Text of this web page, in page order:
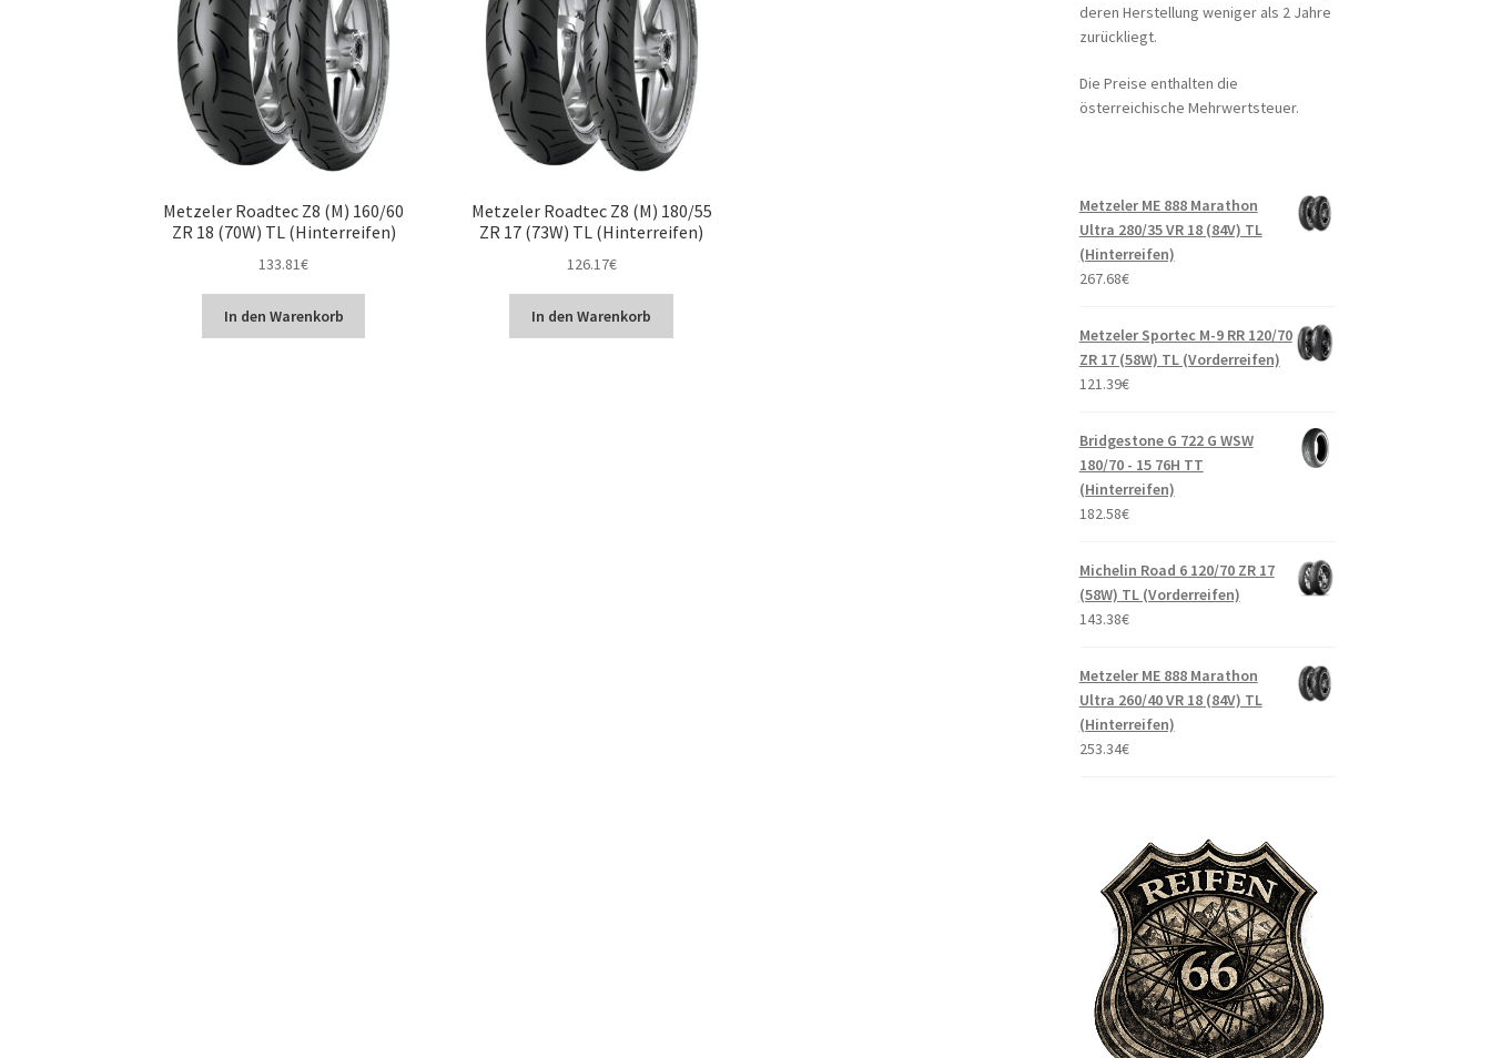
Metzeler Roadtec Z8 (M) 160/60
ZR 18 (70W) TL (Hinterreifen)
133.81€
In den Warenkorb
Metzeler Roadtec Z8 (M) 180/55
ZR 17 (73W) TL (Hinterreifen)
126.17€
In den Warenkorb
deren Herstellung weniger als 2 Jahre
zurückliegt.
Die Preise enthalten die
österreichische Mehrwertsteuer.
Metzeler ME 888 Marathon
Ultra 280/35 VR 18 (84V) TL
(Hinterreifen)
267.68€
Metzeler Sportec M-9 RR 120/70
ZR 17 (58W) TL (Vorderreifen)
121.39€
Bridgestone G 722 G WSW
180/70 - 15 76H TT
(Hinterreifen)
182.58€
Michelin Road 6 120/70 ZR 17
(58W) TL (Vorderreifen)
143.38€
Metzeler ME 888 Marathon
Ultra 260/40 VR 18 (84V) TL
(Hinterreifen)
253.34€